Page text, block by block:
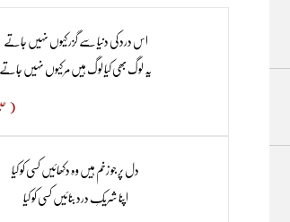
اس درد کی دنیا سے گزر کیوں نہیں جاتے
یہ لوگ بھی کیا لوگ ہیں مر کیوں نہیں جاتے
( حبیب جالب )
دل پر جو زخم ہیں وہ دکھائیں کسی کو کیا
اپنا شریکِ درد بنائیں کسی کو کیا